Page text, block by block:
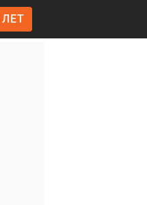
ЛЕТ